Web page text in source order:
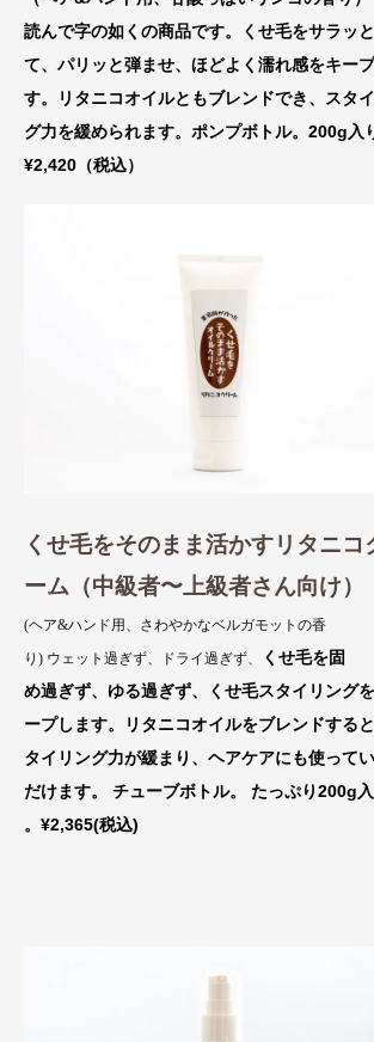
読んで字の如くの商品です。くせ毛をサラッ
て、パリッと弾ませ、ほどよく濡れ感をキー
す。リタニコオイルともブレンドでき、スタ
グ力を緩められます。ポンプボトル。200g入
¥2,420（税込）
くせ毛をそのまま活かすリタニコ
ーム（中級者〜上級者さん向け）
(ヘア&ハンド用、さわやかなベルガモットの香
り) ウェット過ぎず、ドライ過ぎず、
くせ毛を固
め過ぎず、ゆる過ぎず、くせ毛スタイリング
ープします。リタニコオイルをブレンドする
タイ リング力が緩まり、ヘアケアにも使って
だけます。 チューブボトル。 たっぷり200g入
。¥2,365(税込)